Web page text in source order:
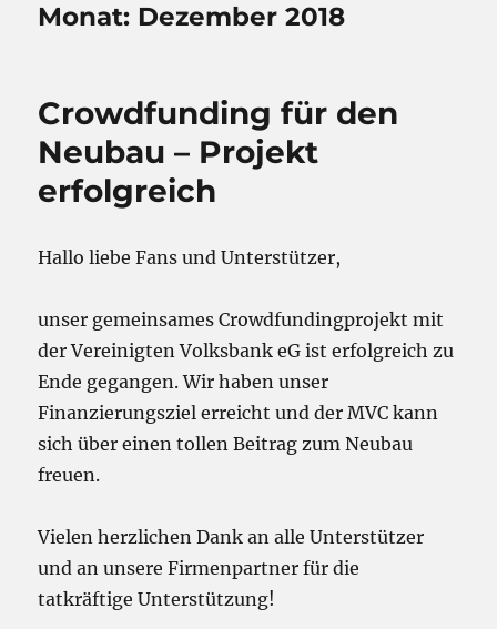
Monat: Dezember 2018
Crowdfunding für den
Neubau – Projekt
erfolgreich
Hallo liebe Fans und Unterstützer,
unser gemeinsames Crowdfundingprojekt mit
der Vereinigten Volksbank eG ist erfolgreich zu
Ende gegangen. Wir haben unser
Finanzierungsziel erreicht und der MVC kann
sich über einen tollen Beitrag zum Neubau
freuen.
Vielen herzlichen Dank an alle Unterstützer
und an unsere Firmenpartner für die
tatkräftige Unterstützung!